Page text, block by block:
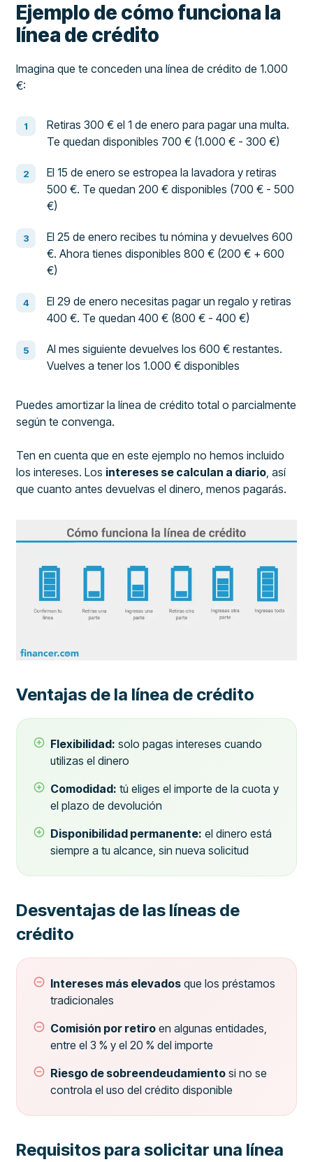
Ejemplo de cómo funciona la
línea de crédito
Imagina que te conceden una línea de crédito de 1.000
€:
Retiras 300 € el 1 de enero para pagar una multa.
Te quedan disponibles 700 € (1.000 € - 300 €)
El 15 de enero se estropea la lavadora y retiras
500 €. Te quedan 200 € disponibles (700 € - 500
€)
El 25 de enero recibes tu nómina y devuelves 600
€. Ahora tienes disponibles 800 € (200 € + 600
€)
El 29 de enero necesitas pagar un regalo y retiras
400 €. Te quedan 400 € (800 € - 400 €)
Al mes siguiente devuelves los 600 € restantes.
Vuelves a tener los 1.000 € disponibles
Puedes amortizar la línea de crédito total o parcialmente
según te convenga.
Ten en cuenta que en este ejemplo no hemos incluido
los intereses. Los intereses se calculan a diario, así
que cuanto antes devuelvas el dinero, menos pagarás.
Ventajas de la línea de crédito
Flexibilidad: solo pagas intereses cuando
utilizas el dinero
Comodidad: tú eliges el importe de la cuota y
el plazo de devolución
Disponibilidad permanente: el dinero está
siempre a tu alcance, sin nueva solicitud
Desventajas de las líneas de
crédito
Intereses más elevados que los préstamos
tradicionales
Comisión por retiro en algunas entidades,
entre el 3 % y el 20 % del importe
Riesgo de sobreendeudamiento si no se
controla el uso del crédito disponible
Requisitos para solicitar una línea